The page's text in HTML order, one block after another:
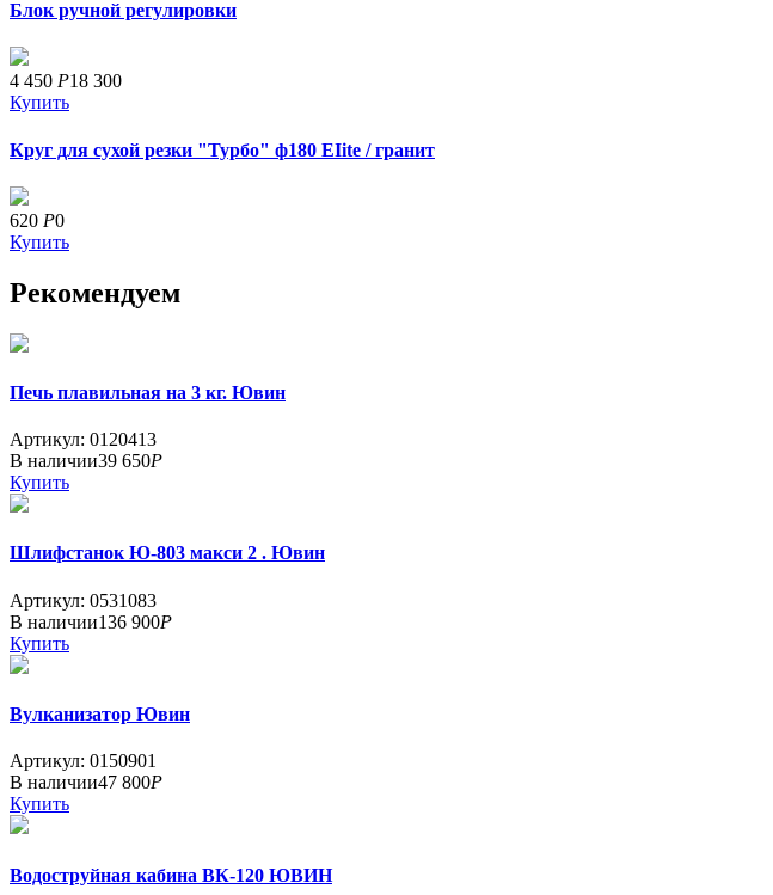
Блок ручной регулировки
4 450 Р18 300
Купить
Круг для сухой резки "Турбо" ф180 EIite / гранит
620 Р0
Купить
Рекомендуем
Печь плавильная на 3 кг. Ювин
Артикул: 0120413
В наличии39 650Р
Купить
Шлифстанок Ю-803 макси 2 . Ювин
Артикул: 0531083
В наличии136 900Р
Купить
Вулканизатор Ювин
Артикул: 0150901
В наличии47 800Р
Купить
Водоструйная кабина ВК-120 ЮВИН